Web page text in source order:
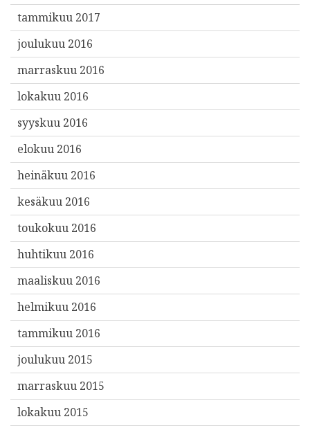
tammikuu 2017
joulukuu 2016
marraskuu 2016
lokakuu 2016
syyskuu 2016
elokuu 2016
heinäkuu 2016
kesäkuu 2016
toukokuu 2016
huhtikuu 2016
maaliskuu 2016
helmikuu 2016
tammikuu 2016
joulukuu 2015
marraskuu 2015
lokakuu 2015